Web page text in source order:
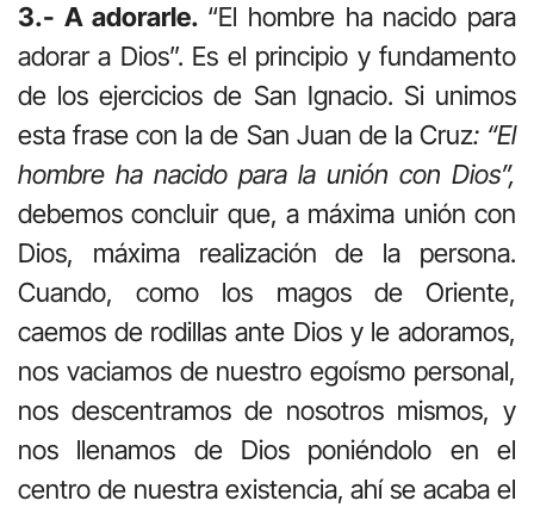
3.- A adorarle. “El hombre ha nacido para
adorar a Dios”. Es el principio y fundamento
de los ejercicios de San Ignacio. Si unimos
esta frase con la de San Juan de la Cruz: “El
hombre ha nacido para la unión con Dios”,
debemos concluir que, a máxima unión con
Dios, máxima realización de la persona.
Cuando, como los magos de Oriente,
caemos de rodillas ante Dios y le adoramos,
nos vaciamos de nuestro egoísmo personal,
nos descentramos de nosotros mismos, y
nos llenamos de Dios poniéndolo en el
centro de nuestra existencia, ahí se acaba el